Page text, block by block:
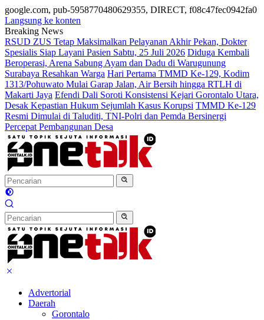
google.com, pub-5958770480629355, DIRECT, f08c47fec0942fa0
Langsung ke konten
Breaking News
RSUD ZUS Tetap Maksimalkan Pelayanan Akhir Pekan, Dokter
Spesialis Siap Layani Pasien Sabtu, 25 Juli 2026 Diduga Kembali
Beroperasi, Arena Sabung Ayam dan Dadu di Warugunung
Surabaya Resahkan Warga Hari Pertama TMMD Ke-129, Kodim
1313/Pohuwato Mulai Garap Jalan, Air Bersih hingga RTLH di
Makarti Jaya Efendi Dali Soroti Konsistensi Kejari Gorontalo Utara,
Desak Kepastian Hukum Sejumlah Kasus Korupsi TMMD Ke-129
Resmi Dimulai di Taluditi, TNI-Polri dan Pemda Bersinergi
Percepat Pembangunan Desa
Advertorial
Daerah
Gorontalo